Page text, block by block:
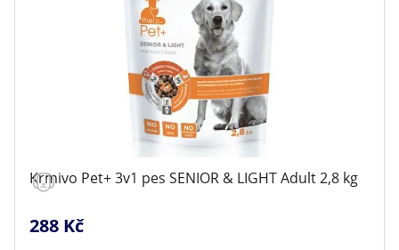
Krmivo Pet+ 3v1 pes SENIOR & LIGHT Adult 2,8 kg
288 Kč